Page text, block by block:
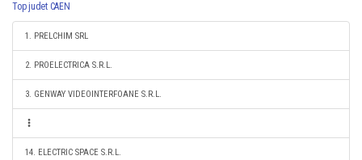
Top judet CAEN
1. PRELCHIM SRL
2. PROELECTRICA S.R.L.
3. GENWAY VIDEOINTERFOANE S.R.L.
14. ELECTRIC SPACE S.R.L.